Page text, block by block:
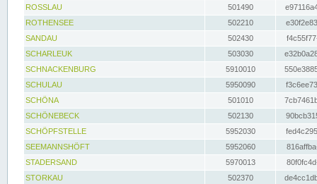
ROSSLAU
501490
ROTHENSEE
502210
SANDAU
502430
SCHARLEUK
503030
SCHNACKENBURG
5910010
SCHULAU
5950090
SCHÖNA
501010
SCHÖNEBECK
502130
SCHÖPFSTELLE
5952030
SEEMANNSHÖFT
5952060
STADERSAND
5970013
STORKAU
502370